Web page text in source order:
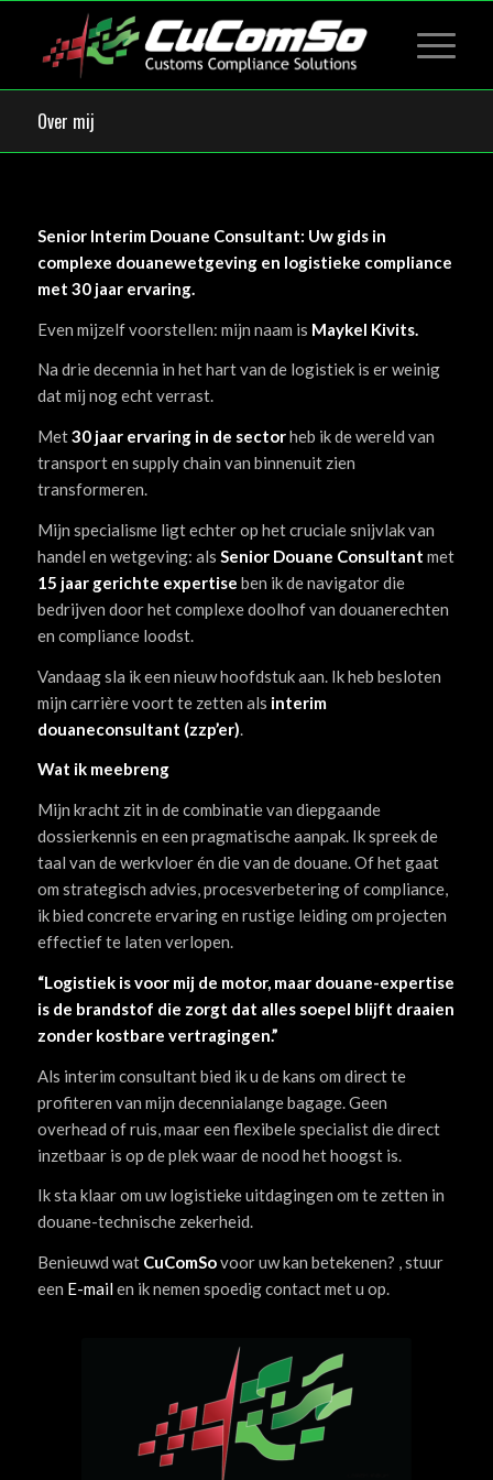
Over mij
Senior Interim Douane Consultant: Uw gids in
complexe douanewetgeving en logistieke compliance
met 30 jaar ervaring.
Even mijzelf voorstellen: mijn naam is Maykel Kivits.
Na drie decennia in het hart van de logistiek is er weinig
dat mij nog echt verrast.
Met30 jaar ervaring in de sectorheb ik de wereld van
transport en supply chain van binnenuit zien
transformeren.
Mijn specialisme ligt echter op het cruciale snijvlak van
handel en wetgeving: als Senior Douane Consultant met
15 jaar gerichte expertise ben ik de navigator die
bedrijven door het complexe doolhof van douanerechten
en compliance loodst.
Vandaag sla ik een nieuw hoofdstuk aan. Ik heb besloten
mijn carrière voort te zetten als interim
douaneconsultant (zzp’er)
Wat ik meebreng
Mijn kracht zit in de combinatie van diepgaande
dossierkennis en een pragmatische aanpak. Ik spreek de
taal van de werkvloer én die van de douane. Of het gaat
om strategisch advies, procesverbetering of compliance,
ik bied concrete ervaring en rustige leiding om projecten
effectief te laten verlopen.
“Logistiek is voor mij de motor, maar douane-expertise
is de brandstof die zorgt dat alles soepel blijft draaien
zonder kostbare vertragingen.”
Als interim consultant bied ik u de kans om direct te
profiteren van mijn decennialange bagage. Geen
overhead of ruis, maar een flexibele specialist die direct
inzetbaar is op de plek waar de nood het hoogst is.
Ik sta klaar om uw logistieke uitdagingen om te zetten in
douane-technische zekerheid.
Benieuwd wat CuComSovoor uw kan betekenen? , stuur
een E-mailen ik nemen spoedig contact met u op.